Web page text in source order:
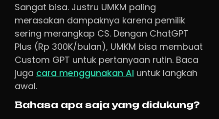
Sangat bisa. Justru UMKM paling
merasakan dampaknya karena pemilik
sering merangkap CS. Dengan ChatGPT
Plus (Rp 300K/bulan), UMKM bisa membuat
Custom GPT untuk pertanyaan rutin. Baca
juga cara menggunakan AI untuk langkah
awal.
Bahasa apa saja yang didukung?